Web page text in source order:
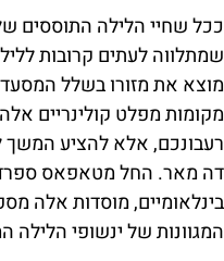
ככל שחיי הלילה התוססים
שמתלווה לעתים קרובות
מוצא את מזורו בשלל
מקומות מפלט קולינריים
רעבונכם, אלא להציע המשך
דה מאר. החל מטאפאס
בינלאומיים, מוסדות אלה
המגוונות של ינשופי הלילה